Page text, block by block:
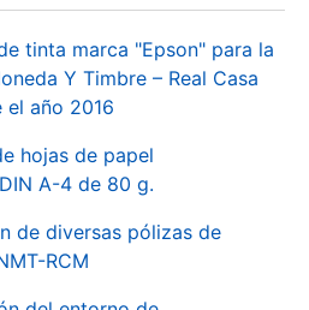
tinta marca "Epson" para la
Y Timbre – Real Casa
el año 2016
hojas de papel
A-4 de 80 g.
de diversas pólizas de
RCM